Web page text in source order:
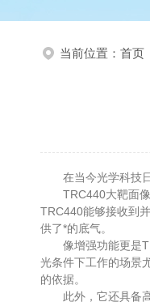
当前位置： 首页
在当今光学科技日
TRC440大靶面像
TRC440能够接收到
供了*的底气。
像增强功能更是
光条件下工作的场景
的依据。
此外，它还具备高